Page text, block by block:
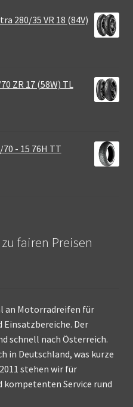
280/35 VR 18 (84V)
ZR 17 (58W) TL
70 - 15 76H TT
fairen Preisen
an Motorradreifen für
Der
schnell nach Österreich.
in Deutschland, was kurze
stehen wir für
kompetenten Service rund